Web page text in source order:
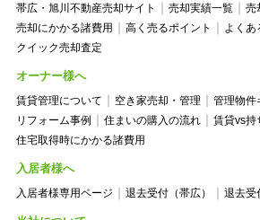
帯広・旭川不動産売却サイト
売却実績一覧
売
売却にかかる諸費用
高く売るポイント
よくあ
クイック売却査定
オーナー様へ
賃貸管理について 空き家売却・管理
管理物件
リフォーム事例
住まいの購入の流れ
賃貸vs持
住宅取得時にかかる諸費用
入居者様へ
入居者様専用ページ 退去受付（帯広） 退去受